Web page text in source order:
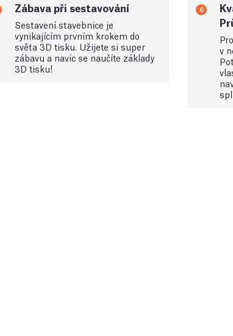
Zábava při sestavování
Sestavení stavebnice je
vynikajícím prvním krokem do
světa 3D tisku. Užijete si super
zábavu a navíc se naučíte základy
3D tisku!
6
v